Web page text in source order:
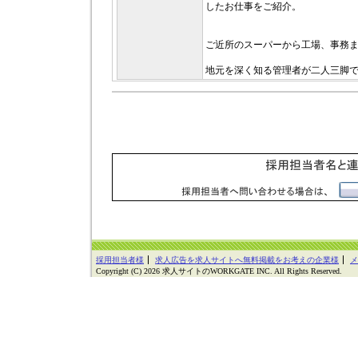
したお仕事をご紹介。
ご近所のスーパーから工場、事務
地元を深く知る管理者が二人三脚
採用担当者様 求人広告を求人サイトへ無料掲載をお考えの企業様
Copyright (C) 2026 求人サイトのWORKGATE INC. All Rights Reserved.